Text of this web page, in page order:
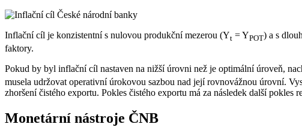
Inflační cíl je konzistentní s nulovou produkční mezerou (Yt = YPOT) a s
faktory.
Pokud by byl inflační cíl nastaven na nižší úrovni než je optimální úroveň,
musela udržovat operativní úrokovou sazbou nad její rovnovážnou úrovní.
zhoršení čistého exportu. Pokles čistého exportu má za následek další pokles
Monetární nástroje ČNB